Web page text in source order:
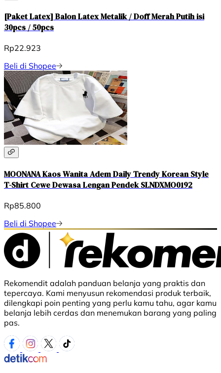
[Paket Latex] Balon Latex Metalik / Doff Merah Putih isi
30pcs / 50pcs
Rp22.923
Beli di Shopee
MOONANA Kaos Wanita Adem Daily Trendy Korean Style
T-Shirt Cewe Dewasa Lengan Pendek SLNDXMO0192
Rp85.800
Beli di Shopee
Rekomendit adalah panduan belanja yang praktis dan
tepercaya. Kami menyusun rekomendasi produk terbaik,
dilengkapi poin penting yang perlu kamu tahu, agar kamu
belanja lebih cerdas dan menemukan barang yang paling
pas.